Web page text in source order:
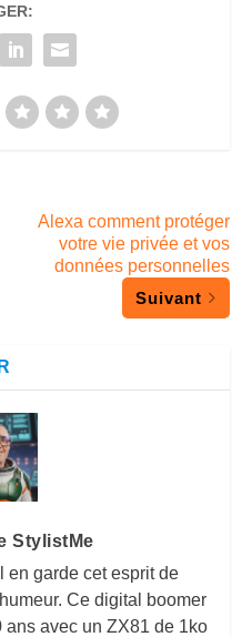
Alexa comment protéger
votre vie privée et vos
données personnelles
Suivant
StylistMe
en garde cet esprit de
Ce digital boomer
avec un ZX81 de 1ko